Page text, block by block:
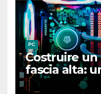
PC
Costruire un
fascia alta:
gratificante